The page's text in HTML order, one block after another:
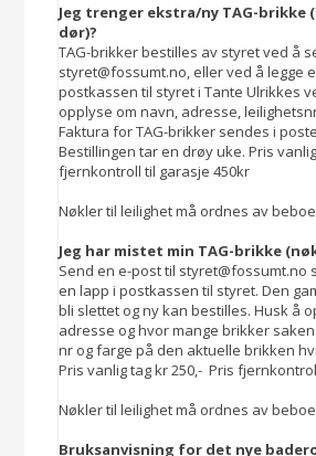
Jeg trenger ekstra/ny TAG-
dør)?
TAG-brikker bestilles av styret ved å
styret@fossumt.no, eller ved å legge
postkassen til styret i Tante Ulrikkes
opplyse om navn, adresse,
Faktura for TAG-brikker sendes i
Bestillingen tar en drøy uke. Pris
fjernkontroll til garasje 450kr
Nøkler til leilighet må ordnes av
Jeg har mistet min TAG-brikke
Send en e-post til styret@fossumt.no
en lapp i postkassen til styret. Den
bli slettet og ny kan bestilles. Husk å
adresse og hvor mange brikker
nr og farge på den aktuelle brikken
Pris vanlig tag kr 250,- Pris
Nøkler til leilighet må ordnes av
Bruksanvisning for det nye